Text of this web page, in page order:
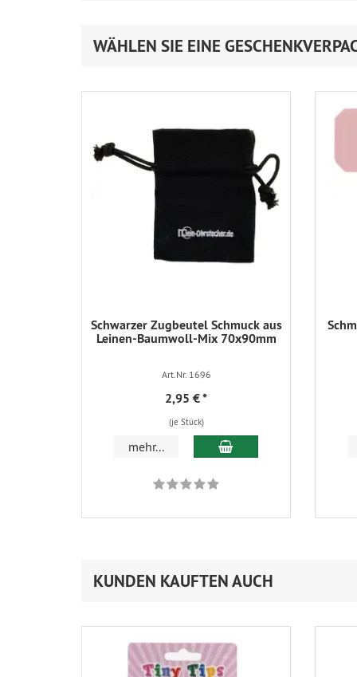
WÄHLEN SIE EINE
Schwarzer Zugbeutel Schmuck aus
Leinen-Baumwoll-Mix 70x90mm
Art.Nr. 1696
2,95 €*
(je Stück)
mehr... In den Warenkorb
KUNDEN KAUFTEN AUCH